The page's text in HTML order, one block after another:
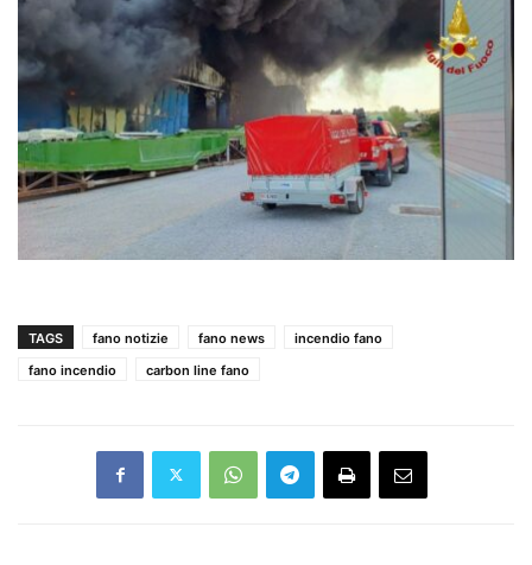
TAGS fano notizie fano news
incendio fano
fano incendio
carbon line fano